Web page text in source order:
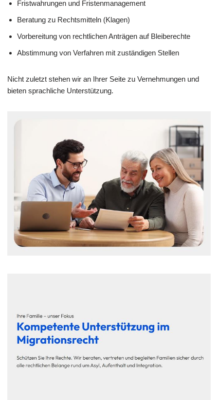
Fristwahrungen und Fristenmanagement
Beratung zu Rechtsmitteln (Klagen)
Vorbereitung von rechtlichen Anträgen auf Bleiberechte
Abstimmung von Verfahren mit zuständigen Stellen
Nicht zuletzt stehen wir an Ihrer Seite zu Vernehmungen und
bieten sprachliche Unterstützung.